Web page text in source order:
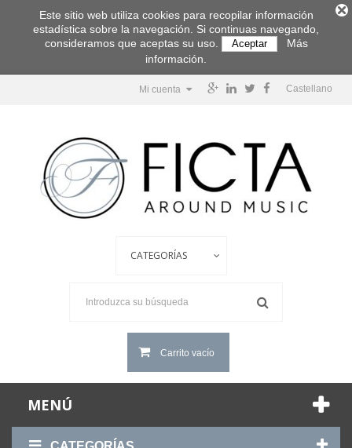
Castellano
Mi cuenta
Carrito vacío
MENÚ
Este sitio web utiliza cookies para recopilar información
estadística sobre la navegación. Si continuas navegando,
consideramos que aceptas su uso.
Aceptar
Más
información.